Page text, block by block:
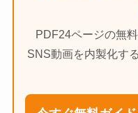
PDF24ページの無
SNS動画を内製化す